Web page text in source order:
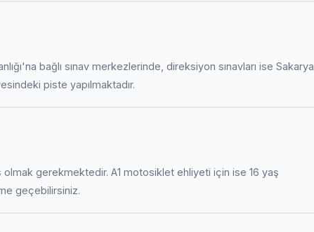
bağlı sınav merkezlerinde, direksiyon sınavları ise Sakarya
piste yapılmaktadır.
olmak gerekmektedir. A1 motosiklet ehliyeti için ise 16 yaş
geçebilirsiniz.